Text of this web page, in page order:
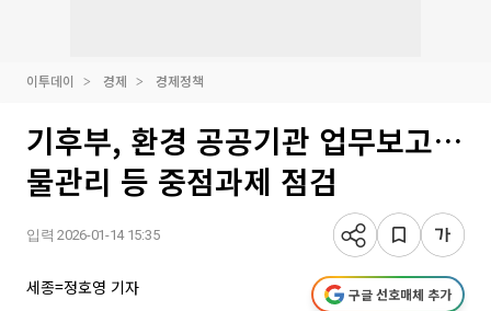
이투데이 경제 경제정책
기후부, 환경 공공기관 업무보고…
물관리 등 중점과제 점검
입력 2026-01-14 15:35
세종=정호영 기자 구글 선호매체 추가